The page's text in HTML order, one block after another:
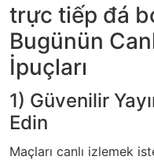
trực tiếp đá
Bugünün
İpuçları
1) Güvenilir
Edin
Maçları canlı izlemek